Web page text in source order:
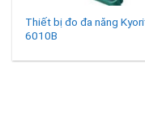
Thiết bị đo đa năng
6010B